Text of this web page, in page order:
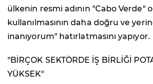
ülkenin resmi adının "Cabo Verde"
kullanılmasının daha doğru ve
inanıyorum" hatırlatmasını yapıyor.
"BİRÇOK SEKTÖRDE İŞ BİRLİĞİ
YÜKSEK"